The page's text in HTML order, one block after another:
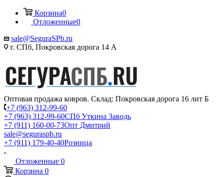
Корзина0
Отложенные0
sale@SeguraSPb.ru
г. СПб, Покровская дорога 14 А
Оптовая продажа ковров. Склад: Покровская дорога 16 лит Б
+7 (963) 312-99-60
+7 (963) 312-99-60СПб Уткина Заводь
+7 (911) 160-00-73Опт Дмитрий
sale@seguraspb.ru
+7 (911) 179-40-40Розница
Отложенные 0
Корзина 0